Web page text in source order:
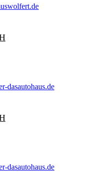
dasautohaus.de
dasautohaus.de